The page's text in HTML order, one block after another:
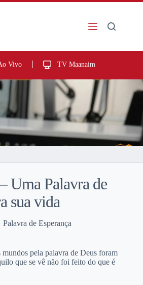
Vivo TV Maanaim
Uma Palavra de
sua vida
Palavra de Esperança
mundos pela palavra de Deus foram
que se vê não foi feito do que é